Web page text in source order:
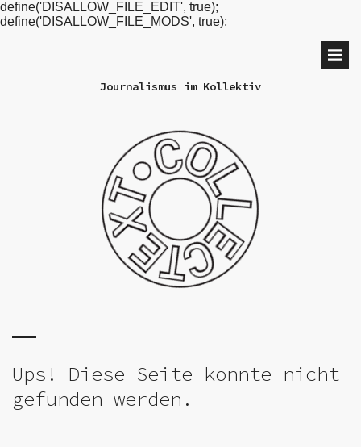
define('DISALLOW_FILE_EDIT', true);
define('DISALLOW_FILE_MODS', true);
Journalismus im Kollektiv
Ups! Diese Seite konnte nicht
gefunden werden.